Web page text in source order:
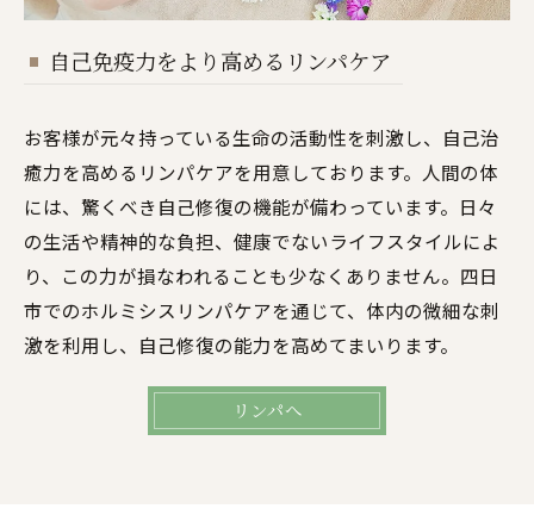
自己免疫力をより高めるリンパケア
お客様が元々持っている生命の活動性を刺激し、自己治
癒力を高めるリンパケアを用意しております。人間の体
には、驚くべき自己修復の機能が備わっています。日々
の生活や精神的な負担、健康でないライフスタイルによ
り、この力が損なわれることも少なくありません。四日
市でのホルミシスリンパケアを通じて、体内の微細な刺
激を利用し、自己修復の能力を高めてまいります。
リンパへ